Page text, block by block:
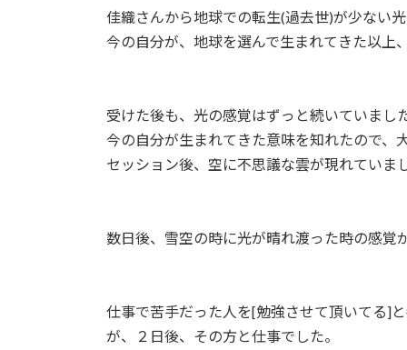
佳織さんから地球での転生(過去世)が少ない
今の自分が、地球を選んで生まれてきた以上
受けた後も、光の感覚はずっと続いていまし
今の自分が生まれてきた意味を知れたので、
セッション後、空に不思議な雲が現れていま
数日後、雪空の時に光が晴れ渡った時の感覚
仕事で苦手だった人を[勉強させて頂いてる]
が、２日後、その方と仕事でした。